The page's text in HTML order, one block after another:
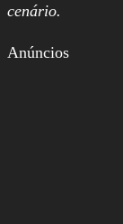
cenário.
Anúncios